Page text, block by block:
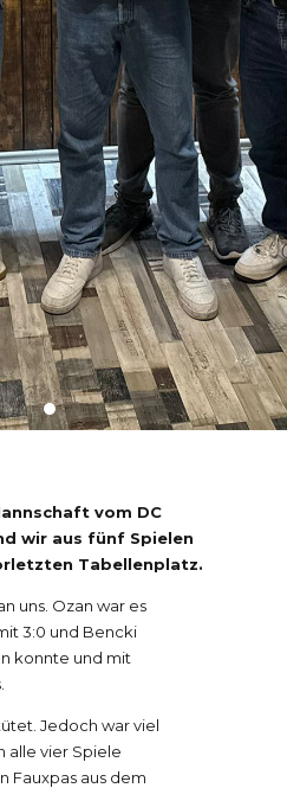
vom DC
wir aus fünf Spielen
Tabellenplatz.
uns. Ozan war es
3:0 und Bencki
konnte und mit
Jedoch war viel
alle vier Spiele
Fauxpas aus dem